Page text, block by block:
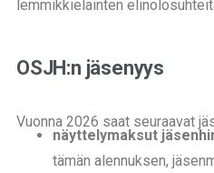
lemmikkieläinten
OSJH:n jäsenyys
Vuonna 2026 saat seuraavat
näyttelymaksut
tämän alennuksen,